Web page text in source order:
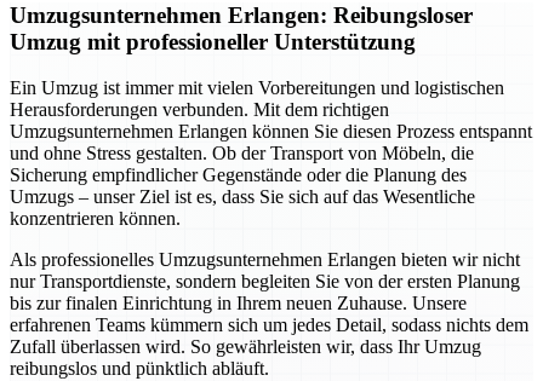
Umzugsunternehmen Erlangen: Reibungsloser
Umzug mit professioneller Unterstützung
Ein Umzug ist immer mit vielen Vorbereitungen und logistischen
Herausforderungen verbunden. Mit dem richtigen
Umzugsunternehmen Erlangen können Sie diesen Prozess entspannt
und ohne Stress gestalten. Ob der Transport von Möbeln, die
Sicherung empfindlicher Gegenstände oder die Planung des
Umzugs – unser Ziel ist es, dass Sie sich auf das Wesentliche
konzentrieren können.
Als professionelles Umzugsunternehmen Erlangen bieten wir nicht
nur Transportdienste, sondern begleiten Sie von der ersten Planung
bis zur finalen Einrichtung in Ihrem neuen Zuhause. Unsere
erfahrenen Teams kümmern sich um jedes Detail, sodass nichts dem
Zufall überlassen wird. So gewährleisten wir, dass Ihr Umzug
reibungslos und pünktlich abläuft.